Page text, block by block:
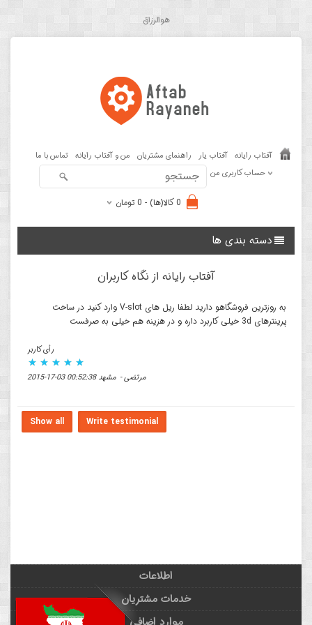
هوالرزاق
آفتاب رایانه آفتاب یار راهنمای مشتریان من و آفتاب رایانه تماس با ما
حساب کاربری من
0 کالا(ها) - 0 تومان
دسته بندی ها
آفتاب رایانه از نگاه کاربران
به روزترین فروشگاهو دارید لطفا ریل های V-slot وارد کنید در ساخت
پرینترهای 3d خیلی کاربرد داره و در هزینه هم خیلی به صرفست
رأی کاربر
مرتضی - مشهد 00:52:38 03-17-2015
Write testimonial
Show all
اطلاعات
خدمات مشتریان